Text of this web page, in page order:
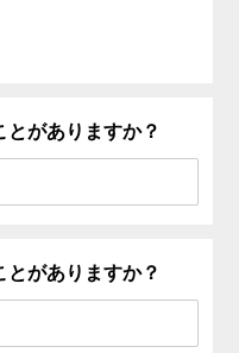
とがありますか？
とがありますか？